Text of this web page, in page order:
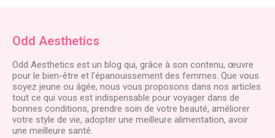
Odd Aesthetics
Odd Aesthetics est un blog qui, grâce à son contenu, œuvre
pour le bien-être et l’épanouissement des femmes. Que vous
soyez jeune ou âgée, nous vous proposons dans nos articles
tout ce qui vous est indispensable pour voyager dans de
bonnes conditions, prendre soin de votre beauté, améliorer
votre style de vie, adopter une meilleure alimentation, avoir
une meilleure santé.